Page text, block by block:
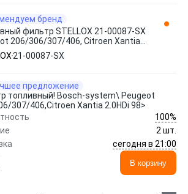
бренд
фильтр STELLOX 21-00087-SX
206/306/307/406, Citroen Xantia
98>21-00087-SX
предложение
топливный! Bosch-system\ Peugeot
307/406,Citroen Xantia 2.0HDi 98>
100%
2 шт.
сегодня в 21:00
В корзину